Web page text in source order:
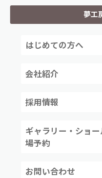
夢工
はじめての方へ
会社紹介
採用情報
ギャラリー・ショ
場予約
お問い合わせ